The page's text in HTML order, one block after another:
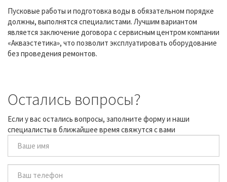
Пусковые работы и подготовка воды в обязательном порядке
должны, выполнятся специалистами. Лучшим вариантом
является заключение договора с сервисным центром компании
«Акваэстетика», что позволит эксплуатировать оборудование
без проведения ремонтов.
Остались вопросы?
Если у вас остались вопросы, заполните форму и наши
специалисты в ближайшее время свяжутся с вами